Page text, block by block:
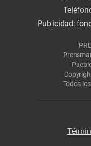
Publicidad:
Todos